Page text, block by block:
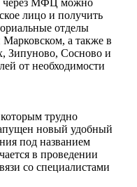
через МФЦ можно
лицо и получить
отделы
а также в
Зипуново, Сосново и
от необходимости
трудно
новый удобный
под названием
в проведении
со специалистами